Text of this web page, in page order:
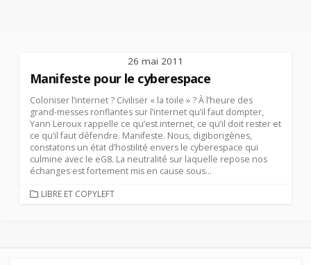
26 mai 2011
Manifeste pour le cyberespace
Coloniser l’internet ? Civiliser « la toile » ? À l’heure des
grand-messes ronflantes sur l’internet qu’il faut dompter,
Yann Leroux rappelle ce qu’est internet, ce qu’il doit rester et
ce qu’il faut défendre. Manifeste. Nous, digiborigènes,
constatons un état d’hostilité envers le cyberespace qui
culmine avec le eG8. La neutralité sur laquelle repose nos
échanges est fortement mis en cause sous...
CATEGORIES
LIBRE ET COPYLEFT